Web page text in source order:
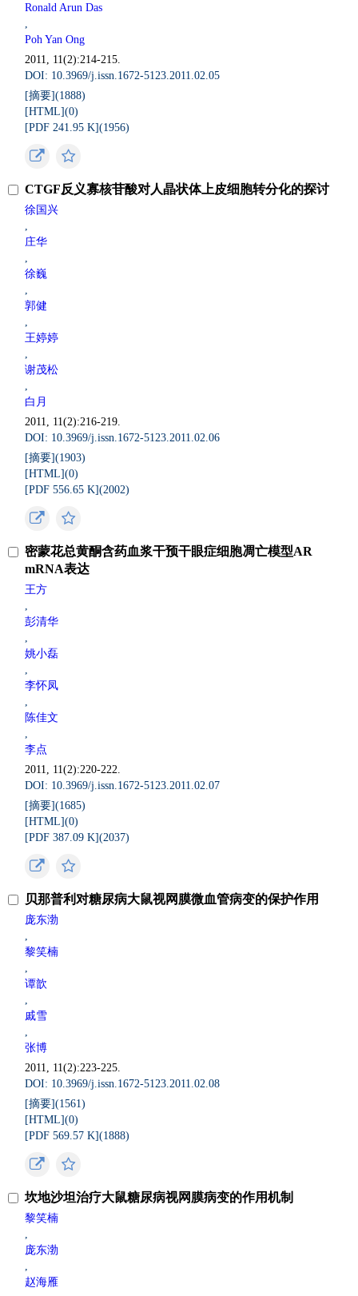
Ronald Arun Das
,
Poh Yan Ong
2011, 11(2):214-215.
DOI: 10.3969/j.issn.1672-5123.2011.02.05
[摘要](1888)
[HTML](0)
[PDF 241.95 K](1956)
CTGF反义寡核苷酸对人晶状体上皮细胞转分化的探讨
徐国兴
,
庄华
,
徐巍
,
郭健
,
王婷婷
,
谢茂松
,
白月
2011, 11(2):216-219.
DOI: 10.3969/j.issn.1672-5123.2011.02.06
[摘要](1903)
[HTML](0)
[PDF 556.65 K](2002)
密蒙花总黄酮含药血浆干预干眼症细胞凋亡模型AR
mRNA表达
王方
,
彭清华
,
姚小磊
,
李怀凤
,
陈佳文
,
李点
2011, 11(2):220-222.
DOI: 10.3969/j.issn.1672-5123.2011.02.07
[摘要](1685)
[HTML](0)
[PDF 387.09 K](2037)
贝那普利对糖尿病大鼠视网膜微血管病变的保护作用
庞东渤
,
黎笑楠
,
谭歆
,
戚雪
,
张博
2011, 11(2):223-225.
DOI: 10.3969/j.issn.1672-5123.2011.02.08
[摘要](1561)
[HTML](0)
[PDF 569.57 K](1888)
坎地沙坦治疗大鼠糖尿病视网膜病变的作用机制
黎笑楠
,
庞东渤
,
赵海雁